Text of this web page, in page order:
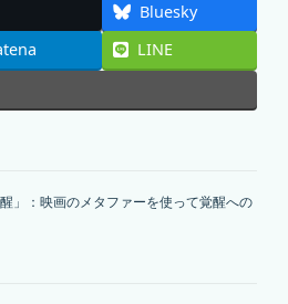
Bluesky
LINE
」：映画のメタファーを使って覚醒への